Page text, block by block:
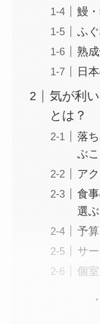
鰻
ふ
熟
日
気が利
とは？
落
ぶこ
ア
食
選
予
サ
個